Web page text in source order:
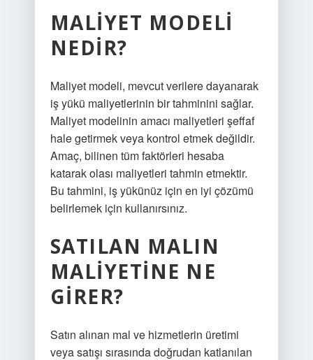
MALIYET MODELI
NEDIR?
Maliyet modeli, mevcut verilere dayanarak
iş yükü maliyetlerinin bir tahminini sağlar.
Maliyet modelinin amacı maliyetleri şeffaf
hale getirmek veya kontrol etmek değildir.
Amaç, bilinen tüm faktörleri hesaba
katarak olası maliyetleri tahmin etmektir.
Bu tahmini, iş yükünüz için en iyi çözümü
belirlemek için kullanırsınız.
SATILAN MALIN
MALIYETINE NE
GIRER?
Satın alınan mal ve hizmetlerin üretimi
veya satışı sırasında doğrudan katlanılan